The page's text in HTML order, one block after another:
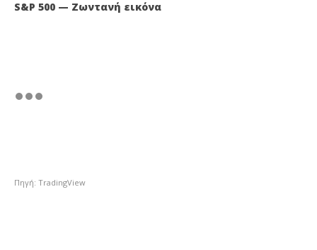
S&P 500 — Ζωντανή εικόνα
Πηγή: TradingView